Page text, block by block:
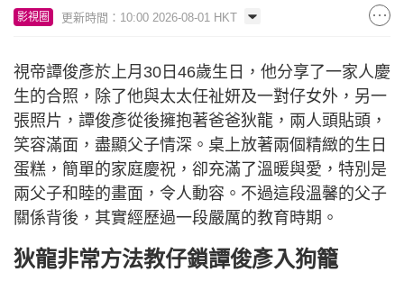
影視圈 更新時間：10:00 2026-08-01 HKT
視帝譚俊彥於上月30日46歲生日，他分享了一家人慶
生的合照，除了他與太太任祉妍及一對仔女外，另一
張照片，譚俊彥從後擁抱著爸爸狄龍，兩人頭貼頭，
笑容滿面，盡顯父子情深。桌上放著兩個精緻的生日
蛋糕，簡單的家庭慶祝，卻充滿了溫暖與愛，特別是
兩父子和睦的畫面，令人動容。不過這段溫馨的父子
關係背後，其實經歷過一段嚴厲的教育時期。
狄龍非常方法教仔鎖譚俊彥入狗籠